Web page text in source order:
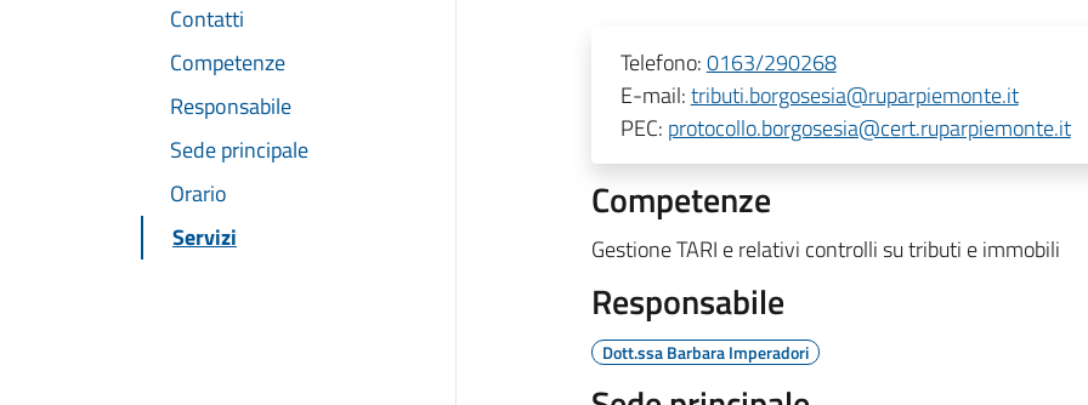
Contatti
Competenze
Responsabile
Sede principale
Orario
Servizi
Telefono:0163/290268
E-mail:tributi.borgosesia@ruparpiemonte.it
PEC: protocollo.borgosesia@cert.ruparpiemonte.it
Competenze
Gestione TARI e relativi controlli su tributi e immobili
Responsabile
Dott.ssa Barbara Imperadori